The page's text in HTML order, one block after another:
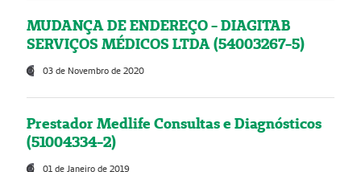
MUDANÇA DE ENDEREÇO - DIAGITAB
SERVIÇOS MÉDICOS LTDA (54003267-5)
03 de Novembro de 2020
Prestador Medlife Consultas e Diagnósticos
(51004334-2)
01 de Janeiro de 2019